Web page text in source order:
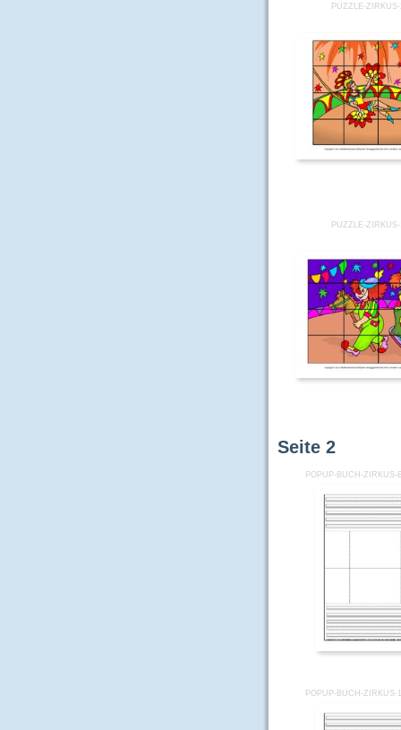
PUZZLE-
PUZZLE-
Seite 2
POPUP-BUCH-ZIRKUS-
POPUP-BUCH-ZIRKUS-